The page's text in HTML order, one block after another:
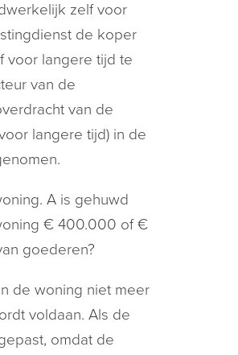
zelf voor
de koper
voor langere tijd te
van de
van de
langere tijd) in de
A is gehuwd
€ 400.000 of €
goederen?
de woning niet meer
voldaan. Als de
omdat de